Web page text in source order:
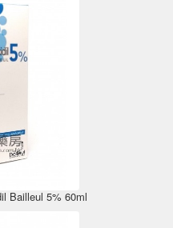
Bailleul 5% 60ml